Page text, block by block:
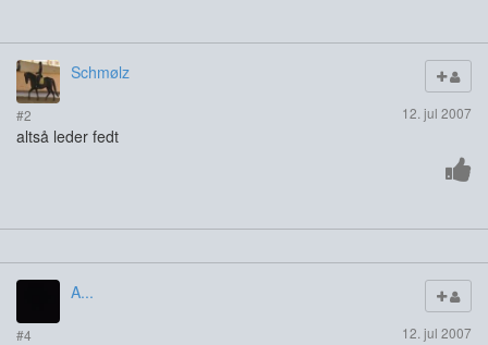
Schmølz
#2 12. jul 2007
altså leder fedt
A...
#4 12. jul 2007